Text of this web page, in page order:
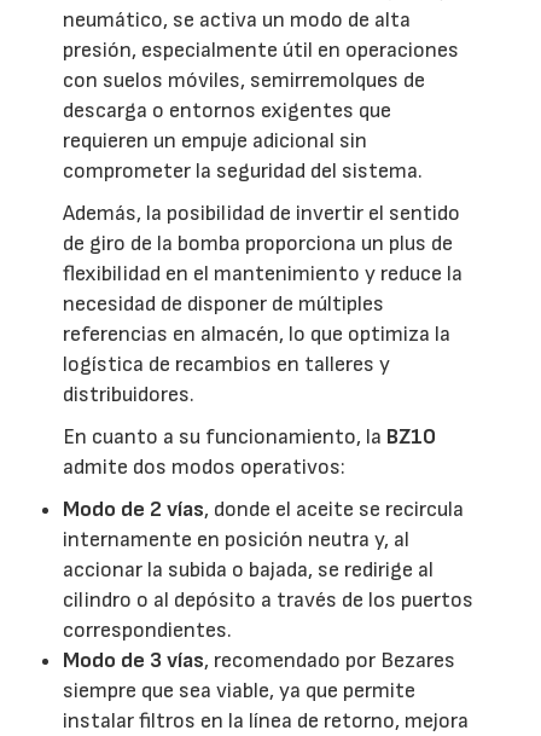
neumático, se activa un modo de alta
presión, especialmente útil en operaciones
con suelos móviles, semirremolques de
descarga o entornos exigentes que
requieren un empuje adicional sin
comprometer la seguridad del sistema.
Además, la posibilidad de invertir el sentido
de giro de la bomba proporciona un plus de
flexibilidad en el mantenimiento y reduce la
necesidad de disponer de múltiples
referencias en almacén, lo que optimiza la
logística de recambios en talleres y
distribuidores.
En cuanto a su funcionamiento, la BZ10
admite dos modos operativos:
Modo de 2 vías, donde el aceite se recircula
internamente en posición neutra y, al
accionar la subida o bajada, se redirige al
cilindro o al depósito a través de los puertos
correspondientes.
Modo de 3 vías, recomendado por Bezares
siempre que sea viable, ya que permite
instalar filtros en la línea de retorno, mejora